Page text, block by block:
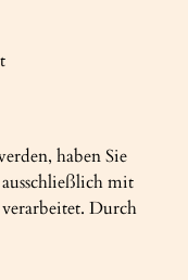
haben Sie
mit
Durch